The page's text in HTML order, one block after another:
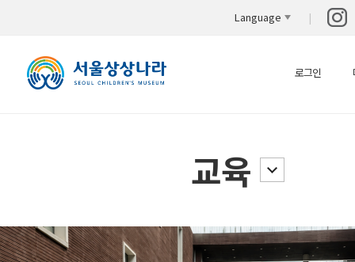
Language
로그인
교육